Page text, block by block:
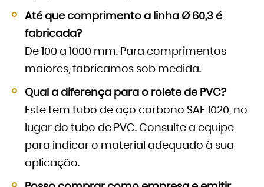
Até que comprimento a linha Ø 60,3 é
fabricada?
De 100 a 1000 mm. Para comprimentos
maiores, fabricamos sob medida.
Qual a diferença para o rolete de PVC?
Este tem tubo de aço carbono SAE 1020, no
lugar do tubo de PVC. Consulte a equipe
para indicar o material adequado à sua
aplicação.